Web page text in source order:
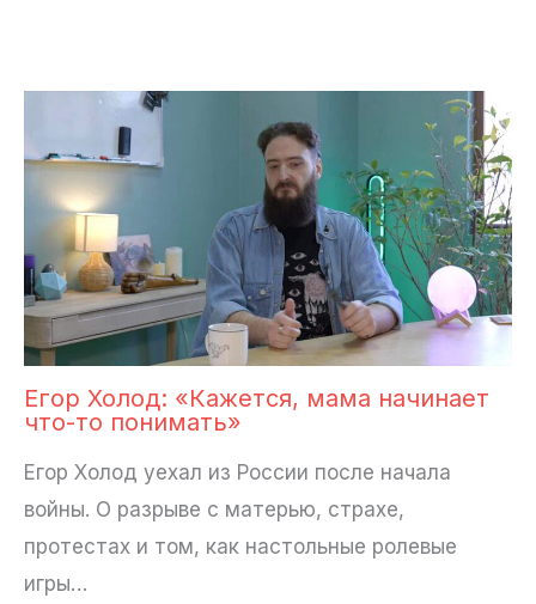
Егор Холод: «Кажется, мама начинает
что-то понимать»
Егор Холод уехал из России после начала
войны. О разрыве с матерью, страхе,
протестах и том, как настольные ролевые
игры…